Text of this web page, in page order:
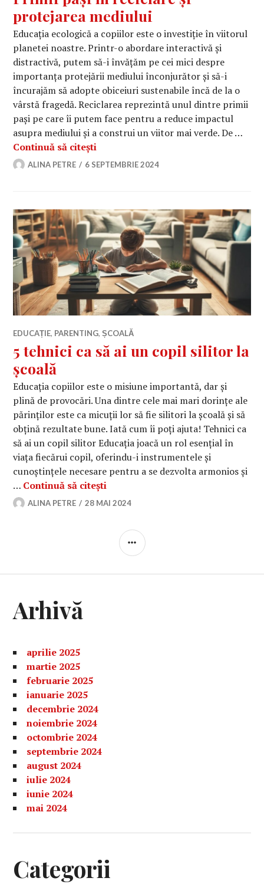
protejarea mediului
Educația ecologică a copiilor este o investiție în viitorul
planetei noastre. Printr-o abordare interactivă și
distractivă, putem să-i învățăm pe cei mici despre
importanța protejării mediului înconjurător și să-i
încurajăm să adopte obiceiuri sustenabile încă de la o
vârstă fragedă. Reciclarea reprezintă unul dintre primii
pași pe care îi putem face pentru a reduce impactul
asupra mediului și a construi un viitor mai verde. De …
Continuă să citești
ALINA PETRE 6 SEPTEMBRIE 2024
EDUCAȚIE, PARENTING,ȘCOALĂ
5 tehnici ca să ai un copil silitor la
școală
Educația copiilor este o misiune importantă, dar și
plină de provocări. Una dintre cele mai mari dorințe ale
părinților este ca micuții lor să fie silitori la școală și să
obțină rezultate bune. Iată cum îi poți ajuta! Tehnici ca
să ai un copil silitor Educația joacă un rol esențial în
viața fiecărui copil, oferindu-i instrumentele și
cunoștințele necesare pentru a se dezvolta armonios și
… Continuă să citești
ALINA PETRE 28 MAI 2024
BARĂ
Arhivă
aprilie 2025
martie 2025
februarie 2025
ianuarie 2025
decembrie 2024
noiembrie 2024
octombrie 2024
septembrie 2024
august 2024
iulie 2024
iunie 2024
mai 2024
Categorii